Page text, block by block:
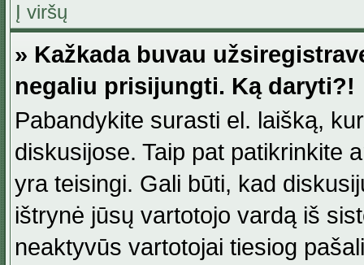
Į viršų
» Kažkada buvau
negaliu prisijungti. Ką daryti?!
Pabandykite surasti el. laišką,
diskusijose. Taip pat patikrinkite
yra teisingi. Gali būti, kad
ištrynė jūsų vartotojo vardą iš
neaktyvūs vartotojai tiesiog